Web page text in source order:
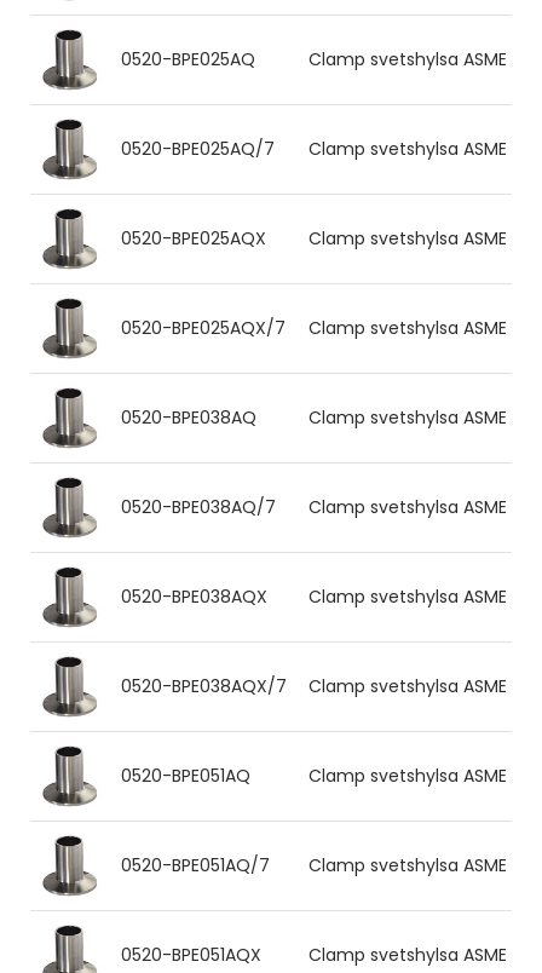
0520-BPE025AQ Clamp svetshylsa ASME
0520-BPE025AQ/7 Clamp svetshylsa ASME
0520-BPE025AQX Clamp svetshylsa ASME
0520-BPE025AQX/7 Clamp svetshylsa ASME
0520-BPE038AQ Clamp svetshylsa ASME BPE
0520-BPE038AQ/7 Clamp svetshylsa ASME BPE
0520-BPE038AQX Clamp svetshylsa ASME
0520-BPE038AQX/7 Clamp svetshylsa ASME
0520-BPE051AQ Clamp svetshylsa ASME
0520-BPE051AQ/7 Clamp svetshylsa ASME
0520-BPE051AQX Clamp svetshylsa ASME